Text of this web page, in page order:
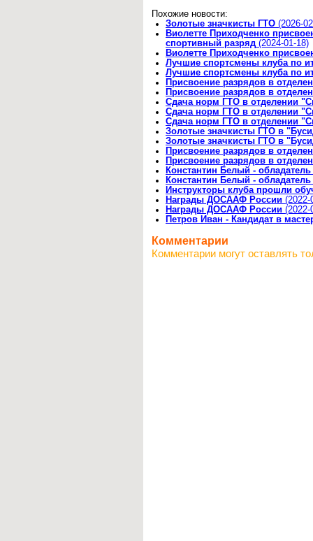
Похожие новости:
Золотые значкисты ГТО (2026-
Виолетте Приходченко
спортивный разряд (2024-01-18)
Виолетте Приходченко
Лучшие спортсмены клуба по
Лучшие спортсмены клуба по
Присвоение разрядов в
Присвоение разрядов в
Сдача норм ГТО в отделении
Сдача норм ГТО в отделении
Сдача норм ГТО в отделении
Золотые значкисты ГТО в
Золотые значкисты ГТО в
Присвоение разрядов в
Присвоение разрядов в
Константин Белый - обладатель
Константин Белый - обладатель
Инструкторы клуба прошли
Награды ДОСААФ России (2022-
Награды ДОСААФ России (2022-
Петров Иван - Кандидат в
Комментарии
Комментарии могут оставлять